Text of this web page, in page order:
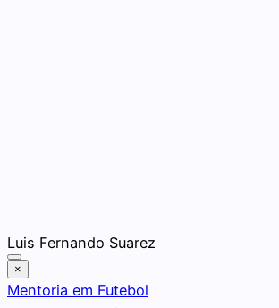
Pular
para
o
Luis Fernando Suarez
×
Mentoria em Futebol